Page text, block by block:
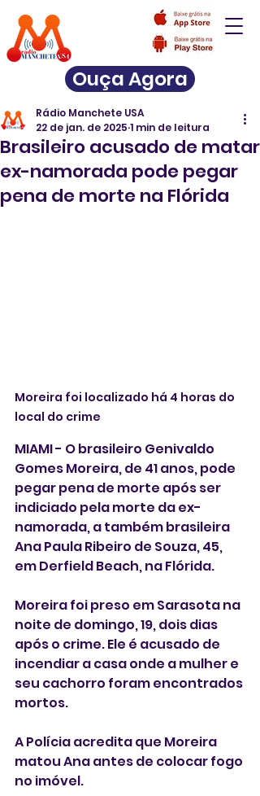
Ouça Agora
Brasileiro acusado de matar
ex-namorada pode pegar
pena de morte na Flórida
Rádio Manchete USA
22 de jan. de 2025 1 min de leitura
Moreira foi localizado há 4 horas do
local do crime
MIAMI - O brasileiro Genivaldo
Gomes Moreira, de 41 anos, pode
pegar pena de morte após ser
indiciado pela morte da ex-
namorada, a também brasileira
Ana Paula Ribeiro de Souza, 45,
em Derfield Beach, na Flórida.
Moreira foi preso em Sarasota na
noite de domingo, 19, dois dias
após o crime. Ele é acusado de
incendiar a casa onde a mulher e
seu cachorro foram encontrados
mortos.
A Polícia acredita que Moreira
matou Ana antes de colocar fogo
no imóvel.